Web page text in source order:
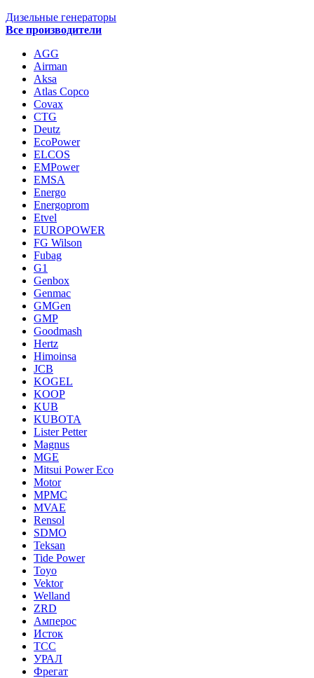
Дизельные генераторы
Все производители
AGG
Airman
Aksa
Atlas Copco
Covax
CTG
Deutz
EcoPower
ELCOS
EMPower
EMSA
Energo
Energoprom
Etvel
EUROPOWER
FG Wilson
Fubag
G1
Genbox
Genmac
GMGen
GMP
Goodmash
Hertz
Himoinsa
JCB
KOGEL
KOOP
KUB
KUBOTA
Lister Petter
Magnus
MGE
Mitsui Power Eco
Motor
MPMC
MVAE
Rensol
SDMO
Teksan
Tide Power
Toyo
Vektor
Welland
ZRD
Амперос
Исток
ТСС
УРАЛ
Фрегат